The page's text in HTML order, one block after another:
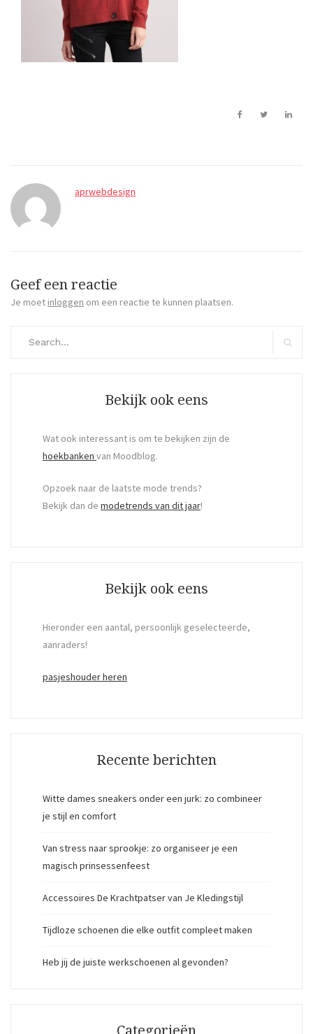
aprwebdesign
Geef een reactie
Je moet inloggen om een reactie te kunnen plaatsen.
Bekijk ook eens
Wat ook interessant is om te bekijken zijn de
hoekbanken van Moodblog.
Opzoek naar de laatste mode trends?
Bekijk dan de modetrends van dit jaar!
Bekijk ook eens
Hieronder een aantal, persoonlijk geselecteerde,
aanraders!
pasjeshouder heren
Recente berichten
Witte dames sneakers onder een jurk: zo combineer
je stijl en comfort
Van stress naar sprookje: zo organiseer je een
magisch prinsessenfeest
Accessoires De Krachtpatser van Je Kledingstijl
Tijdloze schoenen die elke outfit compleet maken
Heb jij de juiste werkschoenen al gevonden?